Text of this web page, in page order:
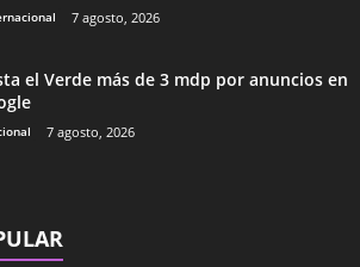
7 agosto, 2026
el Verde más de 3 mdp por anuncios en
7 agosto, 2026